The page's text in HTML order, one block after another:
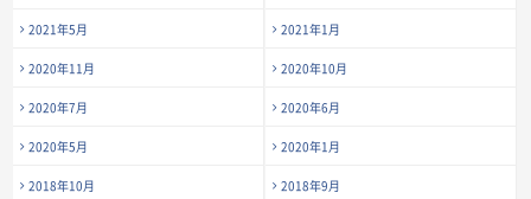
2021年5月 2021年1月
2020年11月 2020年10月
2020年7月 2020年6月
2020年5月 2020年1月
2018年10月 2018年9月